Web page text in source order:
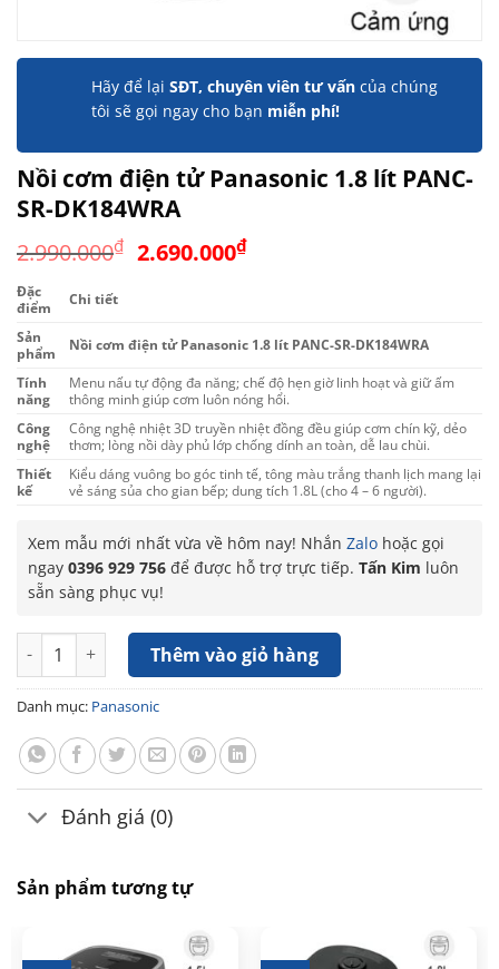
Hãy để lại SĐT, chuyên viên tư vấn của chúng
tôi sẽ gọi ngay cho bạn miễn phí!
Nồi cơm điện tử Panasonic 1.8 lít PANC-
SR-DK184WRA
2.990.000₫ Giá
2.990.000₫.
2.690.000₫Giá
2.690.000₫.
Đặc
điểm
Chi tiết
Sản
phẩm
Nồi cơm điện tử Panasonic 1.8 lít PANC-SR-DK184WRA
Tính
năng
Menu nấu tự động đa năng; chế độ hẹn giờ linh hoạt và giữ ấm
thông minh giúp cơm luôn nóng hổi.
Công
nghệ
Công nghệ nhiệt 3D truyền nhiệt đồng đều giúp cơm chín kỹ, dẻo
thơm; lòng nồi dày phủ lớp chống dính an toàn, dễ lau chùi.
Thiết
kế
Kiểu dáng vuông bo góc tinh tế, tông màu trắng thanh lịch mang lại
vẻ sáng sủa cho gian bếp; dung tích 1.8L (cho 4 – 6 người).
Xem mẫu mới nhất vừa về hôm nay! Nhắn Zalo hoặc gọi
ngay 0396 929 756 để được hỗ trợ trực tiếp. Tấn Kim luôn
sẵn sàng phục vụ!
Nồi cơm điện tử Panasonic 1.8 lít PANC-SR-DK184WRA số
Thêm vào giỏ hàng
Danh mục: Panasonic
Đánh giá (0)
Sản phẩm tương tự